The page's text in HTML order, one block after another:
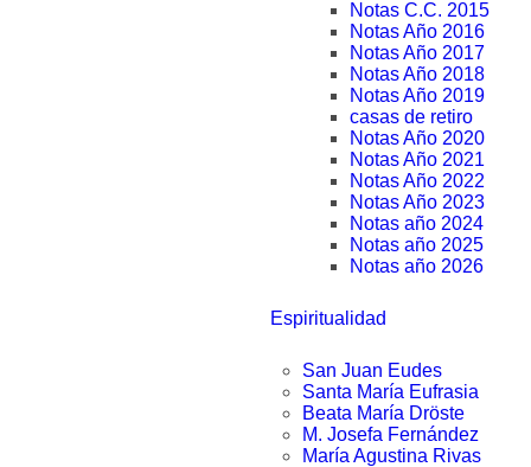
Notas C.C. 2015
Notas Año 2016
Notas Año 2017
Notas Año 2018
Notas Año 2019
casas de retiro
Notas Año 2020
Notas Año 2021
Notas Año 2022
Notas Año 2023
Notas año 2024
Notas año 2025
Notas año 2026
Espiritualidad
San Juan Eudes
Santa María Eufrasia
Beata María Dröste
M. Josefa Fernández
María Agustina Rivas